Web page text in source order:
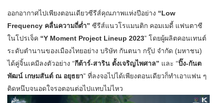
ออกอากาศไปเพียงตอนเดียวซีรีส์คุณภาพแห่งปีอย่าง “Low
Frequency คลื่นความถี่ต่ำ” ซีรีส์แนวโรแมนติก คอมเมดี้ แฟนตาซี
ในโปรเจ็ค “Y Moment Project Lineup 2023” โดยผู้ผลิตคอนเทนต์
ระดับตำนานของเมืองไทยอย่าง บริษัท กันตนา กรุ๊ป จํากัด (มหาชน)
ได้คู่จิ้นเคมีลงตัวอย่าง “กีต้าร์-สาริน ตั้งเจริญไพศาล” และ “ปิ๊ง-กันต
พัฒน์ เกษมสันต์ ณ อยุธยา” ที่ลงจอไปได้เพียงตอนเดียวก็ทำเอาแฟน ๆ
ติดหนึบจนอดใจรอตอนต่อไปแทบไม่ไหว